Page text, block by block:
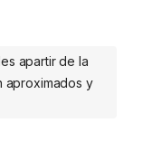
apartir de la
aproximados y